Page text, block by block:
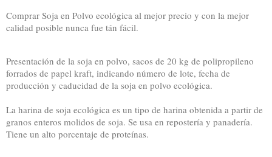
Comprar Soja en Polvo ecológica al mejor precio y con la mejor
calidad posible nunca fue tán fácil.
Presentación de la soja en polvo, sacos de 20 kg de polipropileno
forrados de papel kraft, indicando número de lote, fecha de
producción y caducidad de la soja en polvo ecológica.
La harina de soja ecológica es un tipo de harina obtenida a partir de
granos enteros molidos de soja. Se usa en repostería y panadería.
Tiene un alto porcentaje de proteínas.